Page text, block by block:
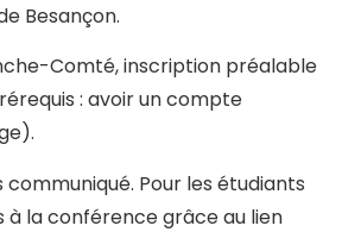
Besançon.
Comté, inscription préalable
: avoir un compte
Pour les étudiants
à la conférence grâce au lien